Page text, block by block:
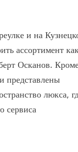
и на
ассортимент
Осканов.
представлены
люкса,
сервиса